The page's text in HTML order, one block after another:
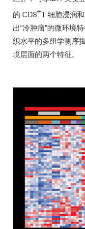
的 CD8+T 细胞浸润
出“冷肿瘤”的微环境
织水平的多组学测序
境层面的两个特征。